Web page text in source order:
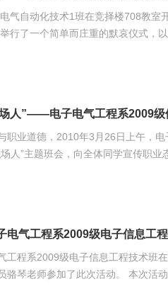
气自动化技术1班在竞择楼708教
起、从现在做起、从小事做起，自
人”——电子电气工程系2009级
职业道德，2010年3月26日上午，
人”主题班会，向全体同学宣传职
气工程系2009级电子信息工
工程系2009级电子信息工程技术班
目形式丰富多样，分为四个部分：感恩节的由来；诗朗诵《一